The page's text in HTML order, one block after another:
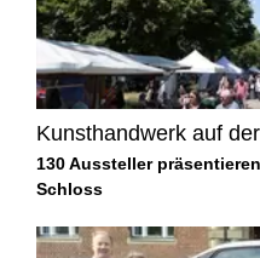
Kunsthandwerk auf
130 Aussteller
Schloss